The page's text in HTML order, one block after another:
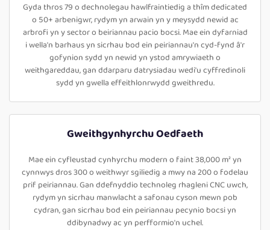
Gyda thros 79 o dechnolegau hawlfraintiedig a thîm dedicated
o 50+ arbenigwr, rydym yn arwain yn y meysydd newid ac
arbrofi yn y sector o beiriannau pacio bocsi. Mae ein dyfarniad
i wella'n barhaus yn sicrhau bod ein peiriannau'n cyd-fynd â'r
gofynion sydd yn newid yn ystod amrywiaeth o
weithgareddau, gan ddarparu datrysiadau wedi'u cyffredinoli
sydd yn gwella effeithlonrwydd gweithredu.
Gweithgynhyrchu Oedfaeth
Mae ein cyfleustad cynhyrchu modern o faint 38,000 m² yn
cynnwys dros 300 o weithwyr sgiliedig a mwy na 200 o fodelau
prif peiriannau. Gan ddefnyddio technoleg rhagleni CNC uwch,
rydym yn sicrhau manwlacht a safonau cyson mewn pob
cydran, gan sicrhau bod ein peiriannau pecynio bocsi yn
ddibynadwy ac yn perfformio'n uchel.